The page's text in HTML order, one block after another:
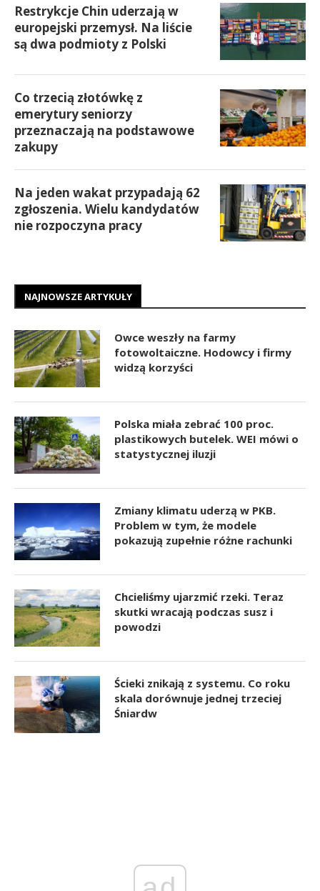
Restrykcje Chin uderzają w
europejski przemysł. Na liście
są dwa podmioty z Polski
Co trzecią złotówkę z
emerytury seniorzy
przeznaczają na podstawowe
zakupy
Na jeden wakat przypadają 62
zgłoszenia. Wielu kandydatów
nie rozpoczyna pracy
NAJNOWSZE ARTYKUŁY
Owce weszły na farmy
fotowoltaiczne. Hodowcy i firmy
widzą korzyści
Polska miała zebrać 100 proc.
plastikowych butelek. WEI mówi o
statystycznej iluzji
Zmiany klimatu uderzą w PKB.
Problem w tym, że modele
pokazują zupełnie różne rachunki
Chcieliśmy ujarzmić rzeki. Teraz
skutki wracają podczas susz i
powodzi
Ścieki znikają z systemu. Co roku
skala dorównuje jednej trzeciej
Śniardw